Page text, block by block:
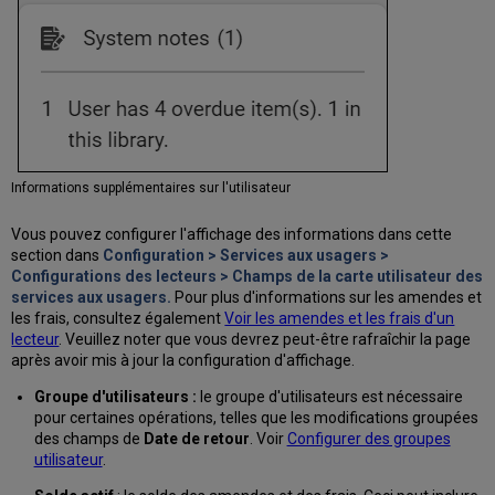
prêt
Créer
traitements
internes
les
prêts
des
prêts
Prêter
à
nouveau
des
exemplaires
Travailler
avec
des
Informations supplémentaires sur l'utilisateur
Vous pouvez configurer l'affichage des informations dans cette
section dans Configuration > Services aux usagers >
Configurations des lecteurs > Champs de la carte utilisateur des
services aux usagers. Pour plus d'informations sur les amendes et
les frais, consultez égalementVoir les amendes et les frais d'un
lecteur. Veuillez noter que vous devrez peut-être rafraîchir la page
après avoir mis à jour la configuration d'affichage.
Groupe d'utilisateurs : le groupe d'utilisateurs est nécessaire
pour certaines opérations, telles que les modifications groupées
des champs de Date de retour. VoirConfigurer des groupes
utilisateur.